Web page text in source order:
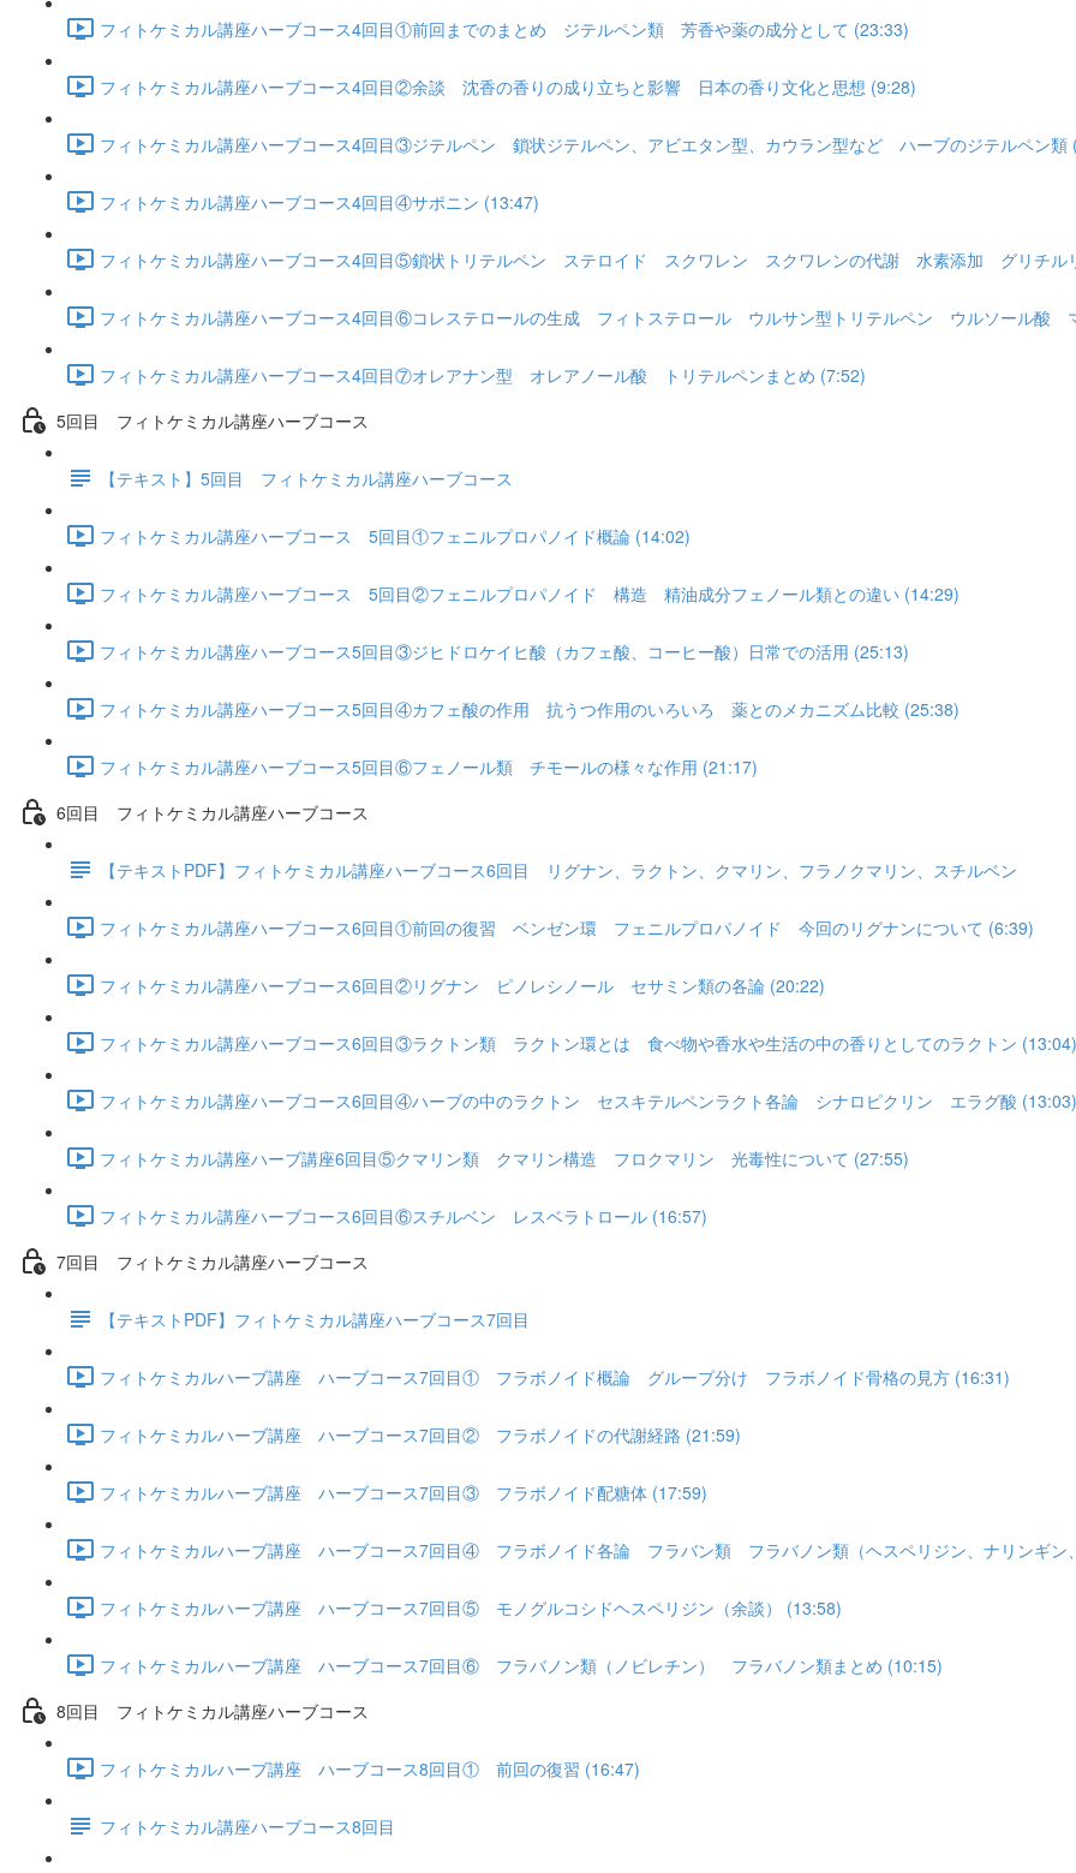
フィトケミカル講座ハーブコース4回目①前回までのまとめ ジテルペン類 芳香や薬の成分として (23:33)
フィトケミカル講座ハーブコース4回目②余談 沈香の香りの成り立ちと影響 日本の香り文化と思想 (9:28)
フィトケミカル講座ハーブコース4回目③ジテルペン 鎖状ジテルペン、アビエタン型、カウラン型など ハーブのジテルペン類
フィトケミカル講座ハーブコース4回目④サポニン (13:47)
フィトケミカル講座ハーブコース4回目⑤鎖状トリテルペン ステロイド スクワレン スクワレンの代謝 水素添加 グリチル
フィトケミカル講座ハーブコース4回目⑥コレステロールの生成 フィトステロール ウルサン型トリテルペン ウルソール酸
フィトケミカル講座ハーブコース4回目⑦オレアナン型 オレアノール酸 トリテルペンまとめ (7:52)
5回目 フィトケミカル講座ハーブコース
【テキスト】5回目 フィトケミカル講座ハーブコース
フィトケミカル講座ハーブコース 5回目①フェニルプロパノイド概論 (14:02)
フィトケミカル講座ハーブコース 5回目②フェニルプロパノイド 構造 精油成分フェノール類との違い (14:29)
フィトケミカル講座ハーブコース5回目③ジヒドロケイヒ酸（カフェ酸、コーヒー酸）日常での活用 (25:13)
フィトケミカル講座ハーブコース5回目④カフェ酸の作用 抗うつ作用のいろいろ 薬とのメカニズム比較 (25:38)
フィトケミカル講座ハーブコース5回目⑥フェノール類 チモールの様々な作用 (21:17)
6回目 フィトケミカル講座ハーブコース
【テキストPDF】フィトケミカル講座ハーブコース6回目 リグナン、ラクトン、クマリン、フラノクマリン、スチルベン
フィトケミカル講座ハーブコース6回目①前回の復習 ベンゼン環 フェニルプロパノイド 今回のリグナンについて (6:39)
フィトケミカル講座ハーブコース6回目②リグナン ピノレシノール セサミン類の各論 (20:22)
フィトケミカル講座ハーブコース6回目③ラクトン類 ラクトン環とは 食べ物や香水や生活の中の香りとしてのラクトン (13:04)
フィトケミカル講座ハーブコース6回目④ハーブの中のラクトン セスキテルペンラクト各論 シナロピクリン エラグ酸 (13:03)
フィトケミカル講座ハーブ講座6回目⑤クマリン類 クマリン構造 フロクマリン 光毒性について (27:55)
フィトケミカル講座ハーブコース6回目⑥スチルベン レスベラトロール (16:57)
7回目 フィトケミカル講座ハーブコース
【テキストPDF】フィトケミカル講座ハーブコース7回目
フィトケミカルハーブ講座 ハーブコース7回目① フラボノイド概論 グループ分け フラボノイド骨格の見方 (16:31)
フィトケミカルハーブ講座 ハーブコース7回目② フラボノイドの代謝経路 (21:59)
フィトケミカルハーブ講座 ハーブコース7回目③ フラボノイド配糖体 (17:59)
フィトケミカルハーブ講座 ハーブコース7回目④ フラボノイド各論 フラバン類 フラバノン類（ヘスペリジン、ナリンギン
フィトケミカルハーブ講座 ハーブコース7回目⑤ モノグルコシドヘスペリジン（余談） (13:58)
フィトケミカルハーブ講座 ハーブコース7回目⑥ フラバノン類（ノビレチン） フラバノン類まとめ (10:15)
8回目 フィトケミカル講座ハーブコース
フィトケミカルハーブ講座 ハーブコース8回目① 前回の復習 (16:47)
フィトケミカル講座ハーブコース8回目